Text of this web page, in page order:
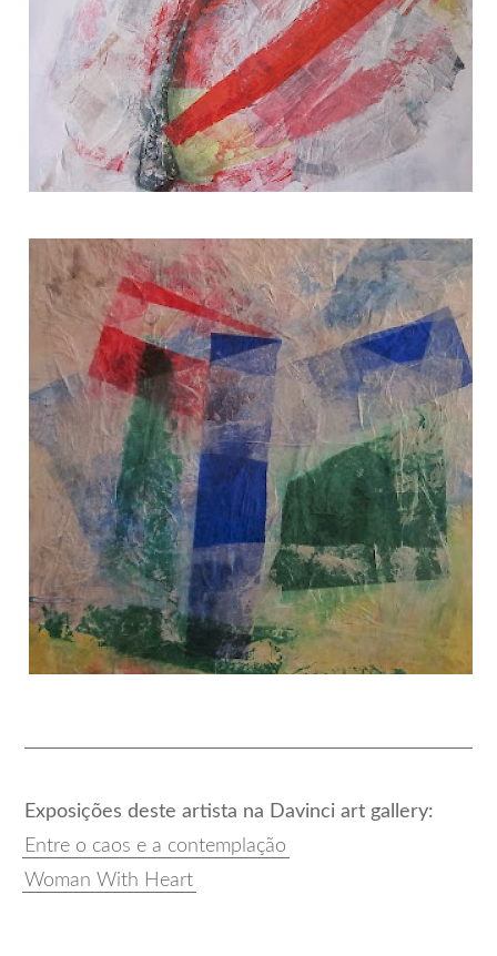
Exposições deste artista na Davinci art gallery:
Entre o caos e a contemplação
Woman With Heart